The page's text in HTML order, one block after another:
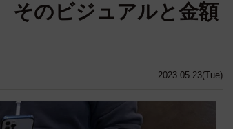
2023.05.23(Tue)
そのビジュアルと金額